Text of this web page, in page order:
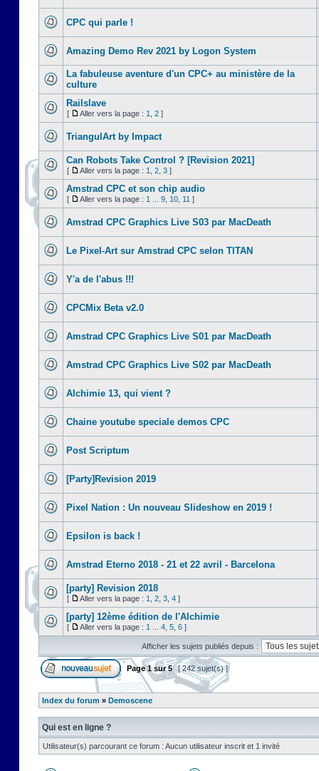
CPC qui parle !
Amazing Demo Rev 2021 by Logon System
La fabuleuse aventure d'un CPC+ au ministère de la
culture
Railslave
[ Aller vers la page : 1 2 ]
TriangulArt by Impact
Can Robots Take Control ? [Revision 2021]
[ Aller vers la page : 1 2 3 ]
Amstrad CPC et son chip audio
[ Aller vers la page : 1 9 10 11 ]
Amstrad CPC Graphics Live S03 par MacDeath
Le Pixel-Art sur Amstrad CPC selon TITAN
Y'a de l'abus !!!
CPCMix Beta v2.0
Amstrad CPC Graphics Live S01 par MacDeath
Amstrad CPC Graphics Live S02 par MacDeath
Alchimie 13, qui vient ?
Chaine youtube speciale demos CPC
Post Scriptum
[Party]Revision 2019
Pixel Nation : Un nouveau Slideshow en 2019 !
Epsilon is back !
Amstrad Eterno 2018 - 21 et 22 avril - Barcelona
[party] Revision 2018
[ Aller vers la page : 1 2 3 4 ]
[party] 12ème édition de l'Alchimie
[ Aller vers la page : 1 4 5 6 ]
Afficher les sujets publiés depuis :
Page1sur5 [ 242 sujet(s) ]
Index du forum » Demoscene
Qui est en ligne ?
Utilisateur(s) parcourant ce forum : Aucun utilisateur inscrit et 1 invité